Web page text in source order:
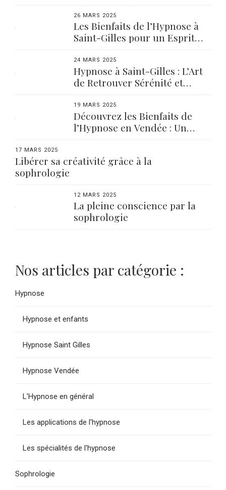
26 MARS 2025
Les Bienfaits de l’Hypnose à
Saint-Gilles pour un Esprit
24 MARS 2025
Hypnose à Saint-Gilles : L’Art
de Retrouver Sérénité et
19 MARS 2025
Découvrez les Bienfaits de
l’Hypnose en Vendée : Un
17 MARS 2025
Libérer sa créativité grâce à la
sophrologie
12 MARS 2025
La pleine conscience par la
sophrologie
Nos articles par catégorie :
Hypnose
Hypnose et enfants
Hypnose Saint Gilles
Hypnose Vendée
L'Hypnose en général
Les applications de l'hypnose
Les spécialités de l'hypnose
Sophrologie